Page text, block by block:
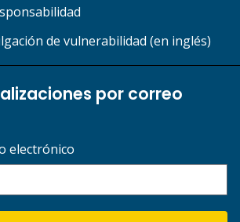
de vulnerabilidad (en inglés)
por correo
electrónico